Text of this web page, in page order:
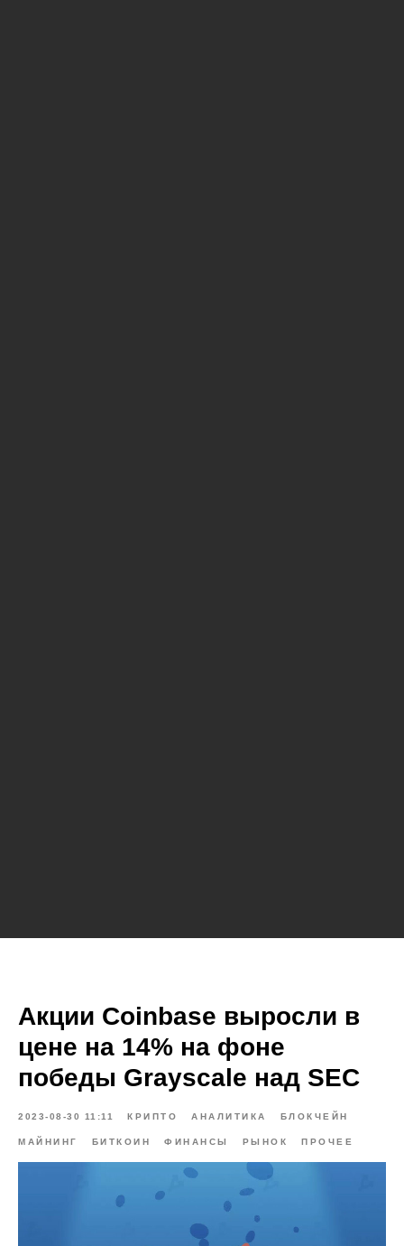
Акции Coinbase выросли в
цене на 14% на фоне
победы Grayscale над SEC
2023-08-30 11:11 КРИПТО АНАЛИТИКА БЛОКЧЕЙН
МАЙНИНГ БИТКОИН ФИНАНСЫ РЫНОК ПРОЧЕЕ